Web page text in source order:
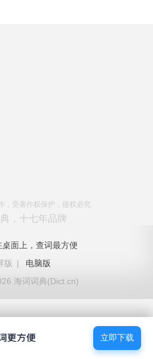
，受著作权保护，侵权必究
，十七年品牌
面上，查词最方便
版
|
电脑版
海词词典(Dict.cn)
立即下载
立即下载